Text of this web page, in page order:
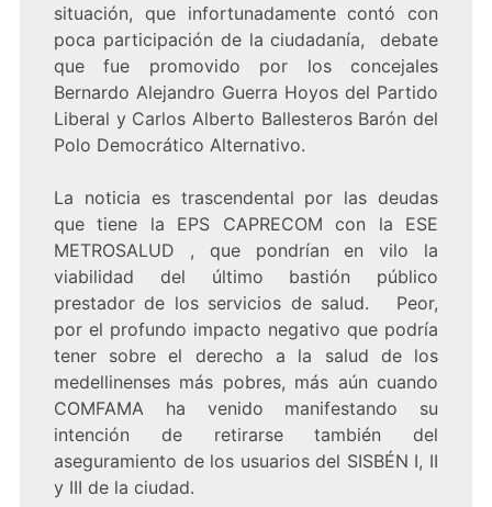
situación, que infortunadamente contó con
poca participación de la ciudadanía, debate
que fue promovido por los concejales
Bernardo Alejandro Guerra Hoyos del Partido
Liberal y Carlos Alberto Ballesteros Barón del
Polo Democrático Alternativo.
La noticia es trascendental por las deudas
que tiene la EPS CAPRECOM con la ESE
METROSALUD , que pondrían en vilo la
viabilidad del último bastión público
prestador de los servicios de salud. Peor,
por el profundo impacto negativo que podría
tener sobre el derecho a la salud de los
medellinenses más pobres, más aún cuando
COMFAMA ha venido manifestando su
intención de retirarse también del
aseguramiento de los usuarios del SISBÉN I, II
y III de la ciudad.